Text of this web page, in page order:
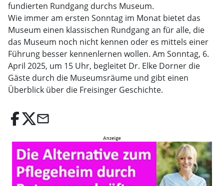
fundierten Rundgang durchs Museum.
Wie immer am ersten Sonntag im Monat bietet das
Museum einen klassischen Rundgang an für alle, die
das Museum noch nicht kennen oder es mittels einer
Führung besser kennenlernen wollen. Am Sonntag, 6.
April 2025, um 15 Uhr, begleitet Dr. Elke Dorner die
Gäste durch die Museumsräume und gibt einen
Überblick über die Freisinger Geschichte.
email